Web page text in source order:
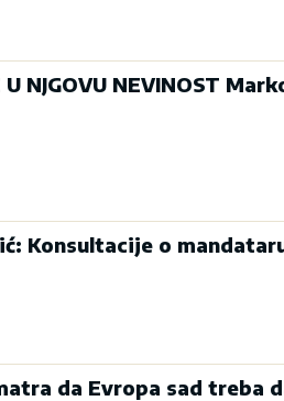
U NJGOVU NEVINOST
Konsultacije o
da Evropa sad treba